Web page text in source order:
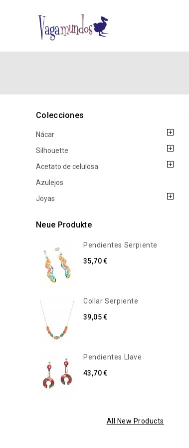
Colecciones
Nácar
Silhouette
Acetato de celulosa
Azulejos
Joyas
Neue Produkte
Pendientes Serpiente
35,70 €
Collar Serpiente
39,05 €
Pendientes Llave
43,70 €
All New Products